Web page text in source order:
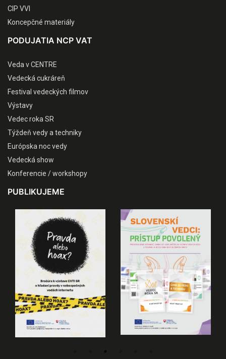
CIP VVI
Koncepčné materiály
PODUJATIA NCP VAT
Veda v CENTRE
Vedecká cukráreň
Festival vedeckých filmov
Výstavy
Vedec roka SR
Týždeň vedy a techniky
Európska noc vedy
Vedecká show
Konferencie / workshopy
PUBLIKUJEME